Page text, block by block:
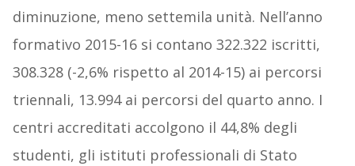
diminuzione, meno settemila unità. Nell’anno
formativo 2015-16 si contano 322.322 iscritti,
308.328 (-2,6% rispetto al 2014-15) ai percorsi
triennali, 13.994 ai percorsi del quarto anno. I
centri accreditati accolgono il 44,8% degli
studenti, gli istituti professionali di Stato